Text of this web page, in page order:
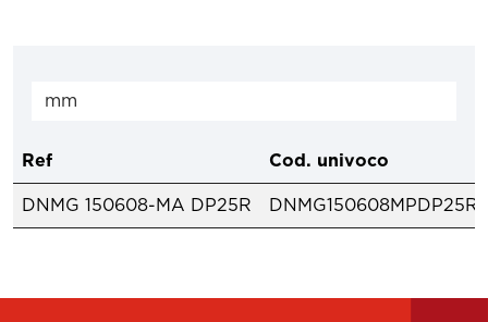
Ref Cod. univoco
DNMG 150608-MA DP25R DNMG150608MPDP25R